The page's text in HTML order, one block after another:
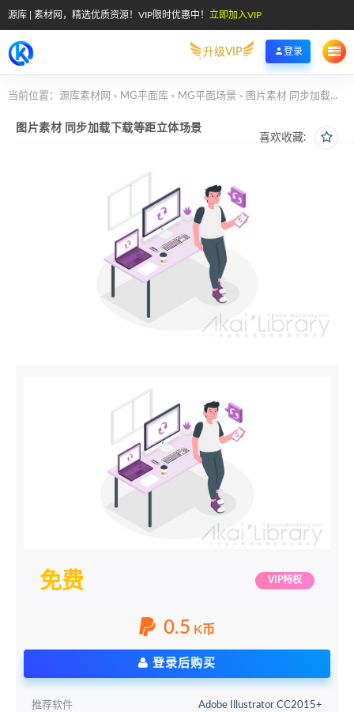
源库 | 素材网，精选优质资源！VIP限时优惠中！ 立即加入VIP
升级VIP 登录
当前位置： 源库素材网 > MG平面库 > MG平面场景 > 图片素材 同步加载下载等距立体场景
喜欢收藏:
图片素材 同步加载下载等距立体场景
免费 VIP特权
0.5 K币
登录后购买
推荐软件 Adobe Illustrator CC2015+